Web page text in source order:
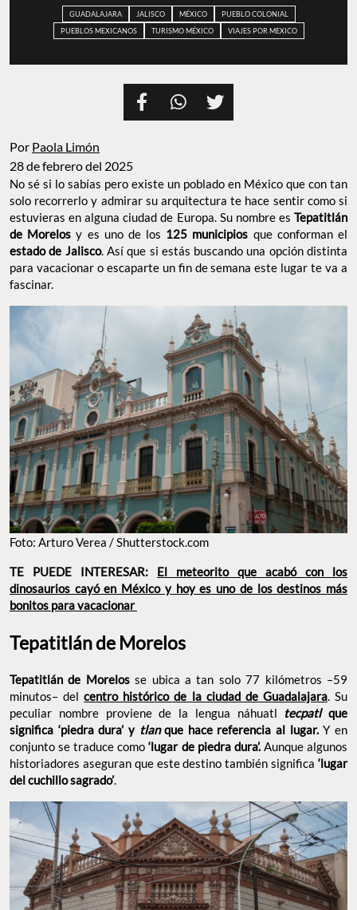
GUADALAJARA JALISCO MÉXICO
PUEBLO COLONIAL
PUEBLOS MEXICANOS
TURISMO MÉXICO VIAJES POR MEXICO
Por Paola Limón
28 de febrero del 2025
No sé si lo sabías pero existe un poblado en México que con tan
solo recorrerlo y admirar su arquitectura te hace sentir como si
estuvieras en alguna ciudad de Europa. Su nombre es Tepatitlán
de Morelos y es uno de los 125 municipios que conforman el
estado de Jalisco. Así que si estás buscando una opción distinta
para vacacionar o escaparte un fin de semana este lugar te va a
fascinar.
Foto: Arturo Verea / Shutterstock.com
TE PUEDE INTERESAR: El meteorito que acabó con los
dinosaurios cayó en México y hoy es uno de los destinos más
bonitos para vacacionar
Tepatitlán de Morelos
Tepatitlán de Morelosse ubica a tan solo 77 kilómetros –59
minutos– delcentro histórico de la ciudad de Guadalajara. Su
peculiar nombre proviene de la lengua náhuatl
tecpatl que
significa ‘piedra dura’ ytlanque hace referencia al lugar.Y en
conjunto se traduce como‘lugar de piedra dura’.Aunque algunos
historiadores aseguran que este destino también significa ‘lugar
del cuchillo sagrado’